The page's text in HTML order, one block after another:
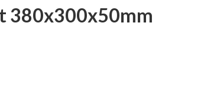
380x300x50mm